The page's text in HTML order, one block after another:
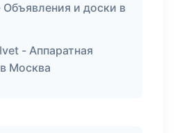
и доски в
- Аппаратная
Москва